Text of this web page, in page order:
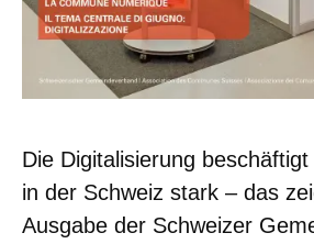
Die Digitalisierung
in der Schweiz stark – das
Ausgabe der Schweizer